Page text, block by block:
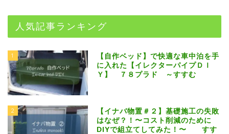
人気記事ランキング
1
【自作ベッド】で快適な車中泊を手
に入れた【イレクターパイプＤＩ
Ｙ】 ７８プラド ～すすむ
2
【イナバ物置＃２】基礎施工の失敗
はなぜ？！〜コスト削減のために
DIYで組立てしてみた！〜 すす